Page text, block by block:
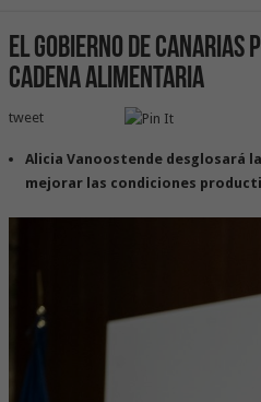
El Gobierno de
Cadena Alimentaria
tweet
Alicia Vanoostende desglosará
mejorar las condiciones